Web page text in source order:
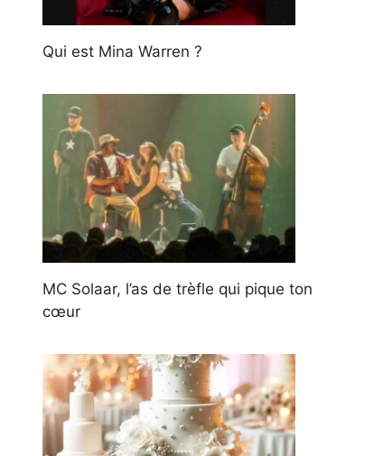
Qui est Mina Warren ?
MC Solaar, l’as de trèfle qui pique ton
cœur